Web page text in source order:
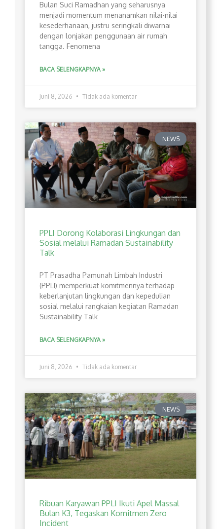
Bulan Suci Ramadhan yang seharusnya
menjadi momentum menanamkan nilai-nilai
kesederhanaan, justru seringkali diwarnai
dengan lonjakan penggunaan air rumah
tangga. Fenomena
BACA SELENGKAPNYA »
Juni 8, 2026 Tidak ada komentar
NEWS
PPLI Dorong Kolaborasi Lingkungan dan
Sosial melalui Ramadan Sustainability
Talk
PT Prasadha Pamunah Limbah Industri
(PPLI) memperkuat komitmennya terhadap
keberlanjutan lingkungan dan kepedulian
sosial melalui rangkaian kegiatan Ramadan
Sustainability Talk
BACA SELENGKAPNYA »
Juni 8, 2026 Tidak ada komentar
NEWS
Ribuan Karyawan PPLI Ikuti Apel Massal
Bulan K3, Tegaskan Komitmen Zero
Incident